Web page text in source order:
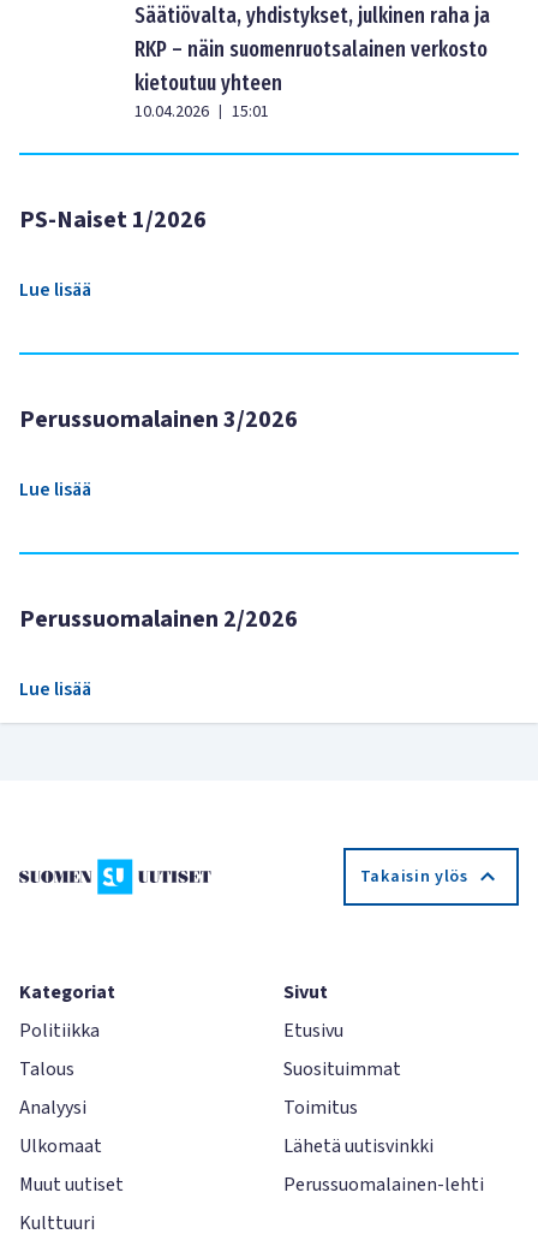
Säätiövalta, yhdistykset, julkinen raha ja
RKP – näin suomenruotsalainen verkosto
kietoutuu yhteen
10.04.2026 | 15:01
PS-Naiset 1/2026
Lue lisää
Perussuomalainen 3/2026
Lue lisää
Perussuomalainen 2/2026
Lue lisää
Takaisin ylös
Kategoriat
Politiikka
Talous
Analyysi
Ulkomaat
Muut uutiset
Kulttuuri
Sivut
Etusivu
Suosituimmat
Toimitus
Lähetä uutisvinkki
Perussuomalainen-lehti